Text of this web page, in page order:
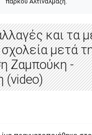
και τα
μετά
Ζαμπούκη -
(video)